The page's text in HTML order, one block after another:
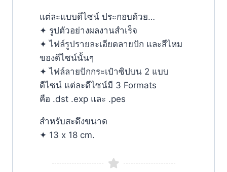
แต่ละแบบดีไซน์ ประกอบด้วย…
✦ รูปตัวอย่างผลงานสำเร็จ
✦ ไฟล์รูปรายละเอียดลายปัก และสีไหม
ของดีไซน์นั้นๆ
✦ ไฟล์ลายปักกระเป๋าซิปบน 2 แบบ
ดีไซน์ แต่ละดีไซน์มี 3 Formats
คือ .dst .exp และ .pes
สำหรับสะดึงขนาด
✦ 13 x 18 cm.